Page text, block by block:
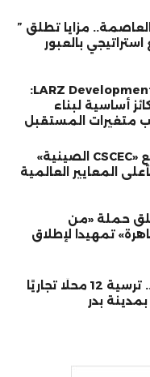
مزايا تطلق ”
الرئيس التنفيذي ل LARZ Developments:
أساسية لبناء
متغيرات المستقبل
شركة «AIG» تتعاون مع «CSCEC الصينية»
حملة «من
تمهيدا لإطلاق
لوفير فرص الاستثمار.. ترسية 12 محلًا تجاريًا
بدر